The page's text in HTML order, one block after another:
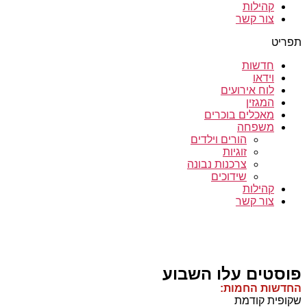
קהילות
צור קשר
תפריט
חדשות
וידאו
לוח אירועים
המגזין
מאכלים בוכרים
משפחה
הורים וילדים
זוגיות
צרכנות נבונה
שידוכים
קהילות
צור קשר
פוסטים עלו השבוע
החדשות החמות:
שקופית קודמת